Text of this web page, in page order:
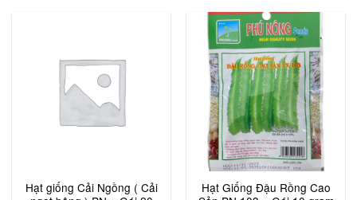
Hạt giống Cải Ngồng ( Cải
Hạt Giống Đậu Rồng Cao